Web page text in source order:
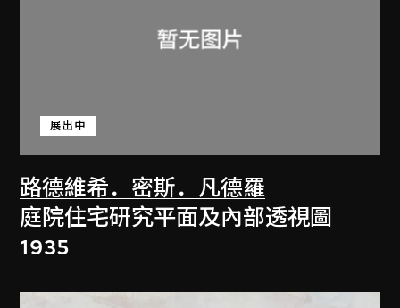
路德維希．密斯．凡德羅
展出中
庭院住宅研究平面及內部透視圖
1935